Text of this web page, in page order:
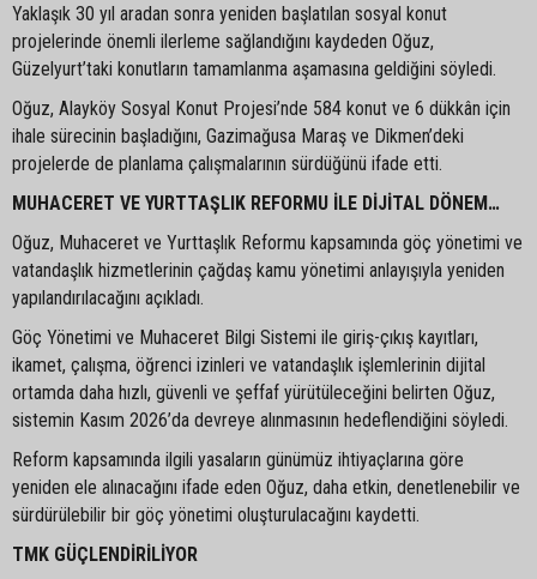
Yaklaşık 30 yıl aradan sonra yeniden başlatılan sosyal konut
projelerinde önemli ilerleme sağlandığını kaydeden Oğuz,
Güzelyurt’taki konutların tamamlanma aşamasına geldiğini söyledi.
Oğuz, Alayköy Sosyal Konut Projesi’nde 584 konut ve 6 dükkân için
ihale sürecinin başladığını, Gazimağusa Maraş ve Dikmen’deki
projelerde de planlama çalışmalarının sürdüğünü ifade etti.
MUHACERET VE YURTTAŞLIK REFORMU İLE DİJİTAL DÖNEM…
Oğuz, Muhaceret ve Yurttaşlık Reformu kapsamında göç yönetimi ve
vatandaşlık hizmetlerinin çağdaş kamu yönetimi anlayışıyla yeniden
yapılandırılacağını açıkladı.
Göç Yönetimi ve Muhaceret Bilgi Sistemi ile giriş-çıkış kayıtları,
ikamet, çalışma, öğrenci izinleri ve vatandaşlık işlemlerinin dijital
ortamda daha hızlı, güvenli ve şeffaf yürütüleceğini belirten Oğuz,
sistemin Kasım 2026’da devreye alınmasının hedeflendiğini söyledi.
Reform kapsamında ilgili yasaların günümüz ihtiyaçlarına göre
yeniden ele alınacağını ifade eden Oğuz, daha etkin, denetlenebilir ve
sürdürülebilir bir göç yönetimi oluşturulacağını kaydetti.
TMK GÜÇLENDİRİLİYOR